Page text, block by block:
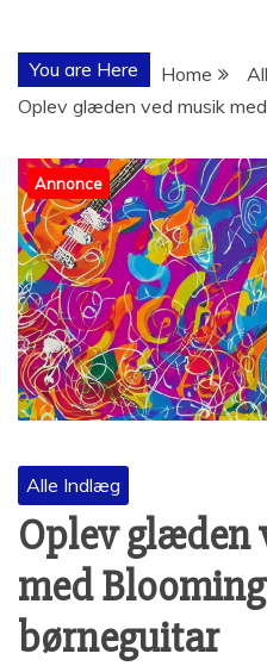
You are Here Home
Oplev glæden ved musik
Annonce
Alle Indlæg
Oplev glæden
med
børneguitar